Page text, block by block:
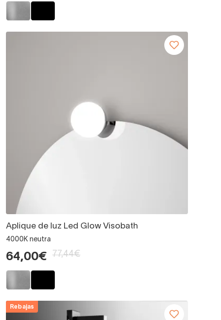
Aplique de luz Led Glow Visobath
4000K neutra
64,00€ 77,44€
Rebajas